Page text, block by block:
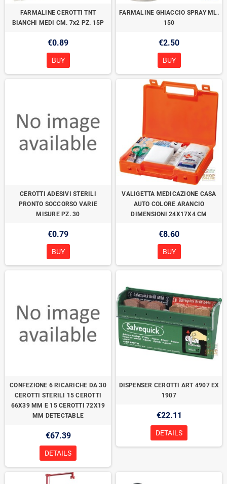
FARMALINE CEROTTI TNT
BIANCHI MEDI CM. 7x2 PZ. 15P
€0.89
BUY
FARMALINE GHIACCIO SPRAY ML.
150
€2.50
BUY
CEROTTI ADESIVI STERILI
PRONTO SOCCORSO VARIE
MISURE PZ. 30
€0.79
BUY
VALIGETTA MEDICAZIONE CASA
AUTO COLORE ARANCIO
DIMENSIONI 24X17X4 CM
€8.60
BUY
CONFEZIONE 6 RICARICHE DA 30
CEROTTI STERILI 15 CEROTTI
66X39 MM E 15 CEROTTI 72X19
MM DETECTABLE
€67.39
DETAILS
DISPENSER CEROTTI ART 4907 EX
1907
€22.11
DETAILS